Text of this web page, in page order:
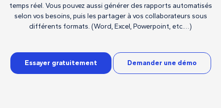
temps réel. Vous pouvez aussi générer des rapports automatisés
selon vos besoins, puis les partager à vos collaborateurs sous
différents formats. (Word, Excel, Powerpoint, etc.…)
Essayer gratuitement Demander une démo